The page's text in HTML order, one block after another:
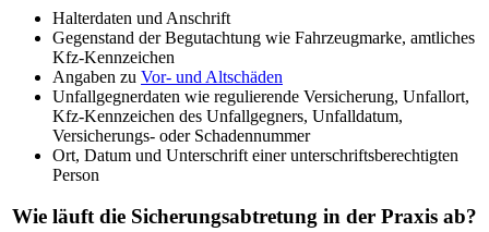
Halterdaten und Anschrift
Gegenstand der Begutachtung wie Fahrzeugmarke, amtliches
Kfz-Kennzeichen
Angaben zu Vor- und Altschäden
Unfallgegnerdaten wie regulierende Versicherung, Unfallort,
Kfz-Kennzeichen des Unfallgegners, Unfalldatum,
Versicherungs- oder Schadennummer
Ort, Datum und Unterschrift einer unterschriftsberechtigten
Person
Wie läuft die Sicherungsabtretung in der Praxis ab?